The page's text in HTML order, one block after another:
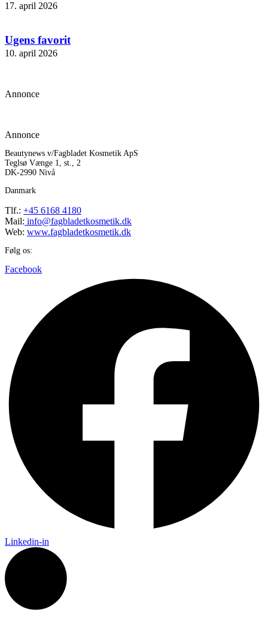
17. april 2026
Ugens favorit
10. april 2026
Annonce
Annonce
Beautynews v/Fagbladet Kosmetik ApS
Teglsø Vænge 1, st., 2
DK-2990 Nivå
Danmark
Tlf.: +45 6168 4180
Mail: info@fagbladetkosmetik.dk
Web: www.fagbladetkosmetik.dk
Følg os:
Facebook
Linkedin-in